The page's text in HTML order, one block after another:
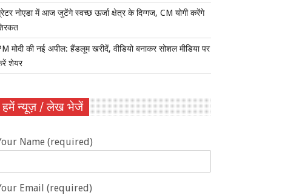
नोएडा में आज जुटेंगे स्वच्छ ऊर्जा क्षेत्र के दिग्गज, CM योगी करेंगे
मोदी की नई अपील: हैंडलूम खरीदें, वीडियो बनाकर सोशल मीडिया पर
शेयर
हमें न्यूज़ / लेख भेजें
Name (required)
Email (required)